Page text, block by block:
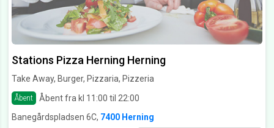
Stations Pizza Herning Herning
Take Away, Burger, Pizzaria, Pizzeria
Åbent
Åbent fra kl 11:00 til 22:00
Banegårdspladsen 6C, 7400 Herning